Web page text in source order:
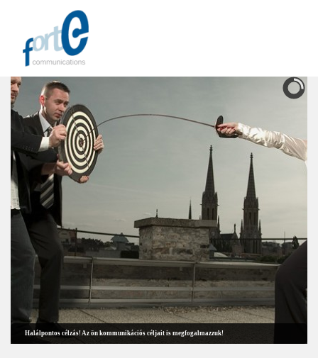
Halálpontos célzás! Az ön kommunikációs céljait is megfogalmazzuk!